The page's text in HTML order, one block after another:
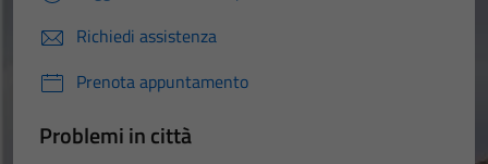
Richiedi assistenza
Prenota appuntamento
Problemi in città